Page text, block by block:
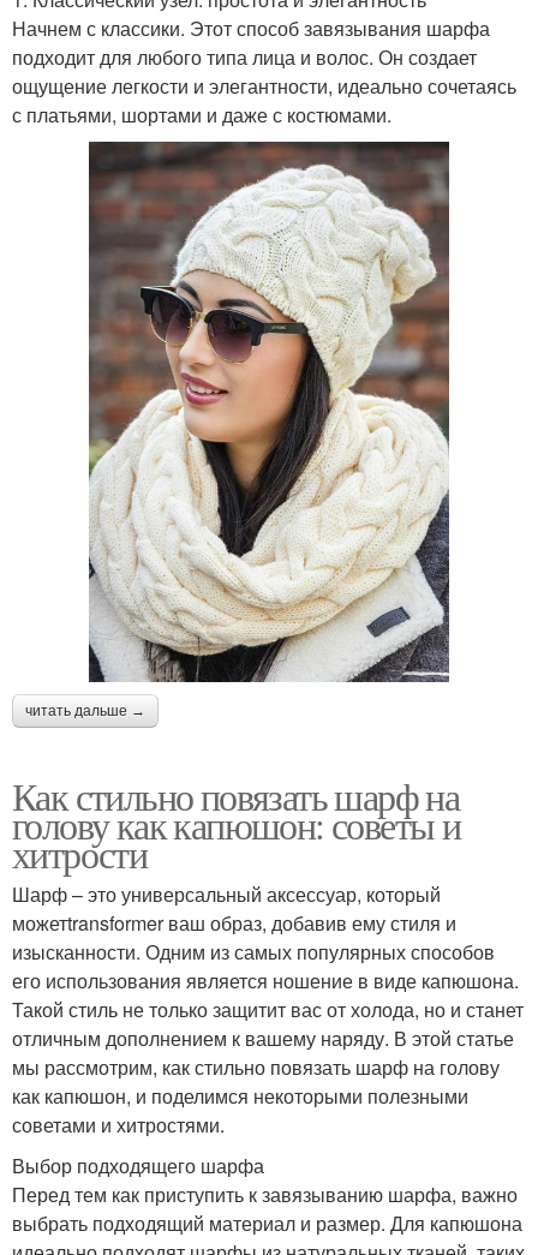
Начнем с классики. Этот способ завязывания шарфа
подходит для любого типа лица и волос. Он создает
ощущение легкости и элегантности, идеально сочетаясь
с платьями, шортами и даже с костюмами.
читать дальше →
Как стильно повязать шарф на
голову как капюшон: советы и
хитрости
Шарф – это универсальный аксессуар, который
можетtransformer ваш образ, добавив ему стиля и
изысканности. Одним из самых популярных способов
его использования является ношение в виде капюшона.
Такой стиль не только защитит вас от холода, но и станет
отличным дополнением к вашему наряду. В этой статье
мы рассмотрим, как стильно повязать шарф на голову
как капюшон, и поделимся некоторыми полезными
советами и хитростями.
Выбор подходящего шарфа
Перед тем как приступить к завязыванию шарфа, важно
выбрать подходящий материал и размер. Для капюшона